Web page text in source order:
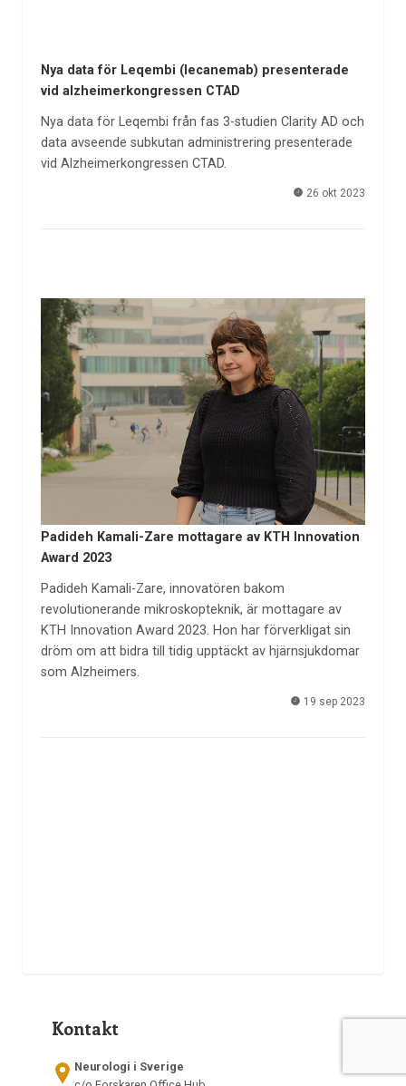
Nya data för Leqembi (lecanemab) presenterade
vid alzheimerkongressen CTAD
Nya data för Leqembi från fas 3-studien Clarity AD och
data avseende subkutan administrering presenterade
vid Alzheimerkongressen CTAD.
26 okt 2023
Padideh Kamali-Zare mottagare av KTH Innovation
Award 2023
Padideh Kamali-Zare, innovatören bakom
revolutionerande mikroskopteknik, är mottagare av
KTH Innovation Award 2023. Hon har förverkligat sin
dröm om att bidra till tidig upptäckt av hjärnsjukdomar
som Alzheimers.
19 sep 2023
Kontakt
Neurologi i Sverige